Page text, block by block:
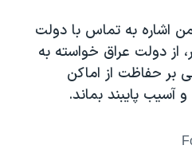
اشاره به تماس با دولت
از دولت عراق خواسته به
بر حفاظت از اماکن
آسیب پایبند بماند.